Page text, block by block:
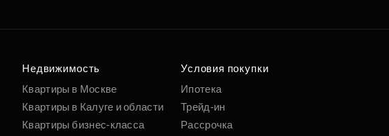
Недвижимость
Квартиры в Москве
Квартиры в Калуге и области
Квартиры бизнес-класса
Условия покупки
Ипотека
Трейд-ин
Рассрочка